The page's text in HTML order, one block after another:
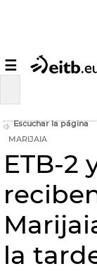
☰
Escuchar la página
MARIJAIA
ETB-2
la